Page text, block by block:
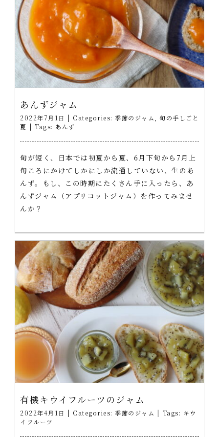
あんずジャム
2022年7月1日 | Categories: 季節のジャム
旬の手しごと
夏 | Tags: あんず
旬が短く、日本では初夏から夏、6月下旬から7月上
旬ころにかけてしかにしか流通していない、生のあ
んず。もし、この時期にたくさん手に入ったら、あ
んずジャム（アプリコットジャム）を作ってみませ
んか？
有機キウイフルーツのジャム
2022年4月1日 | Categories: 季節のジャム | Tags: キウ
イフルーツ